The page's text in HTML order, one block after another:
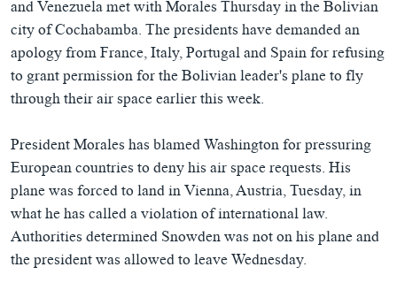
སོ་ཡ་ལ། བོད་ཀྱི་གླུ་གཞས།
and Venezuela met with Morales Thursday in the Bolivian
city of Cochabamba. The presidents have demanded an
apology from France, Italy, Portugal and Spain for refusing
to grant permission for the Bolivian leader's plane to fly
through their air space earlier this week.
President Morales has blamed Washington for pressuring
European countries to deny his air space requests. His
plane was forced to land in Vienna, Austria, Tuesday, in
what he has called a violation of international law.
Authorities determined Snowden was not on his plane and
the president was allowed to leave Wednesday.